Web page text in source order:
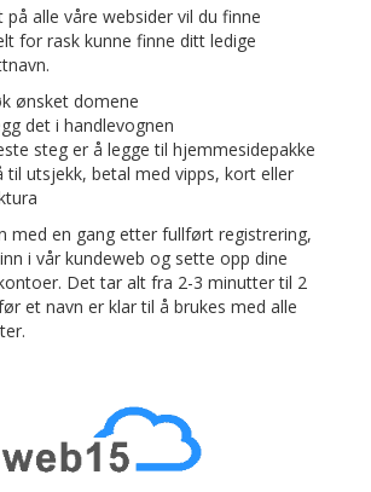
alle våre websider vil du finne
for rask kunne finne ditt ledige
ønsket domene
det i handlevognen
steg er å legge til hjemmesidepakke
til utsjekk, betal med vipps, kort eller
med en gang etter fullført registrering,
i vår kundeweb og sette opp dine
Det tar alt fra 2-3 minutter til 2
et navn er klar til å brukes med alle